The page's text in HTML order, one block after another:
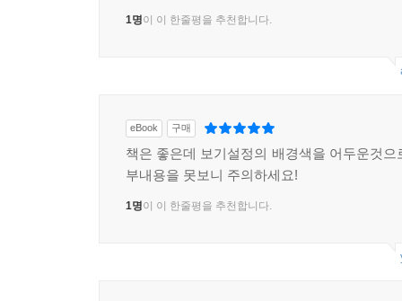
1명이 이 한줄평을 추천합니다.
eBook 구매
책은 좋은데 보기설정의 배경색을 어두운것으
부내용을 못보니 주의하세요!
1명이 이 한줄평을 추천합니다.